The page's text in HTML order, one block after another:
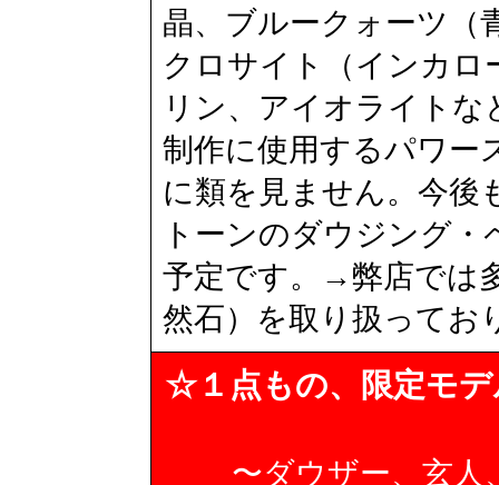
晶、ブルークォーツ（
クロサイト（インカロ
リン、アイオライト
制作に使用するパワー
に類を見ません。今後
トーンのダウジング
予定です。→弊店では
然石）を取り扱ってお
☆１点もの、限定モ
〜ダウザー、玄人